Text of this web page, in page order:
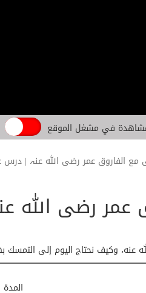
في مشغل الموقع
مع الفاروق عمر رضی اللہ عنہ | درس
عمر رضی
وكيف نحتاج اليوم إلى التمسك
المدة